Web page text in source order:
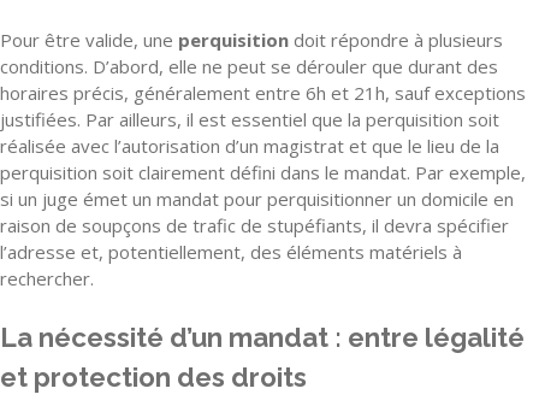
Pour être valide, une perquisition doit répondre à plusieurs
conditions. D’abord, elle ne peut se dérouler que durant des
horaires précis, généralement entre 6h et 21h, sauf exceptions
justifiées. Par ailleurs, il est essentiel que la perquisition soit
réalisée avec l’autorisation d’un magistrat et que le lieu de la
perquisition soit clairement défini dans le mandat. Par exemple,
si un juge émet un mandat pour perquisitionner un domicile en
raison de soupçons de trafic de stupéfiants, il devra spécifier
l’adresse et, potentiellement, des éléments matériels à
rechercher.
La nécessité d’un mandat : entre légalité
et protection des droits